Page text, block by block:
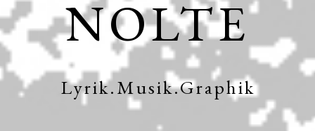
NOLTE
Lyrik.Musik.Graphik